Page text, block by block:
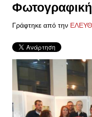
Γράφτηκε από την